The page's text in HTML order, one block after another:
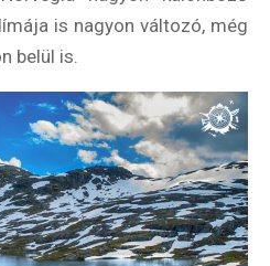
is nagyon változó, még
belül is.